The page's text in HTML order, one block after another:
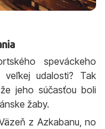
speváckeho
udalosti? Tak
jeho súčasťou boli
žaby.
z Azkabanu, no